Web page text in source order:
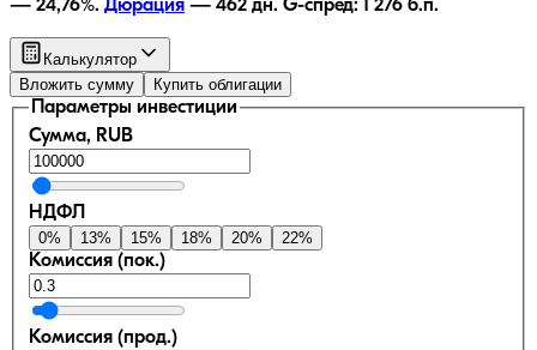
— 24,76%. Дюрация — 462 дн. G-спред: 1 276 б.п.
Калькулятор
Вложить сумму
Купить облигации
Параметры инвестиции
Сумма, RUB
НДФЛ
0% 13% 15% 18% 20% 22%
Комиссия (пок.)
Комиссия (прод.)